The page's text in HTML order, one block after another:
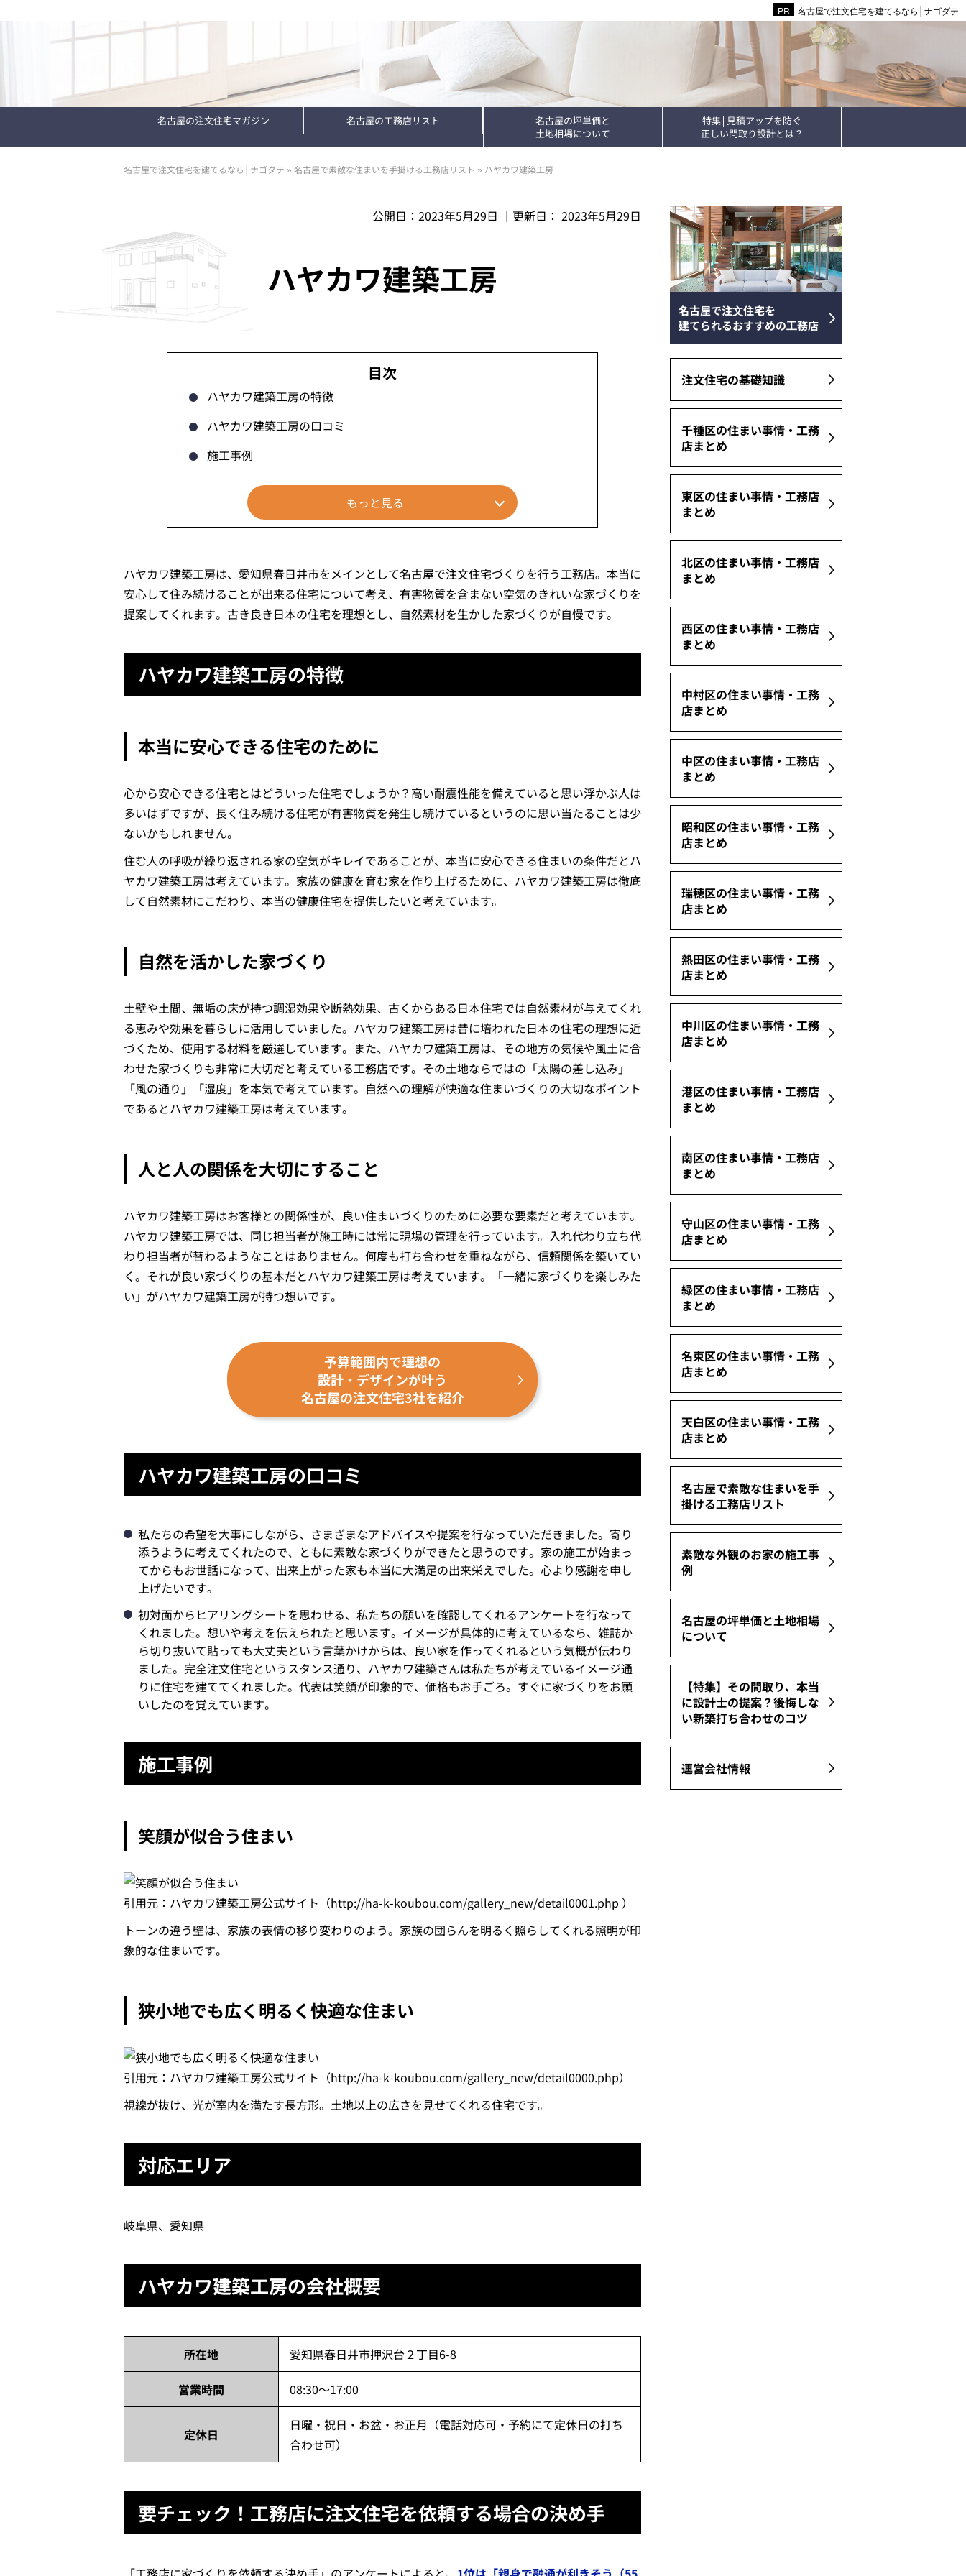
名古屋で注文住宅を建てるなら│ナゴダテ
名古屋の注文住宅マガジン 名古屋の工務店リスト
名古屋の坪単価と
土地相場について
特集│見積アップを防ぐ
正しい間取り設計とは？
名古屋で注文住宅を建てるなら│ナゴダテ » 名古屋で素敵な住まいを手掛ける工務店リスト » ハヤカワ建築工房
公開日： 2023年5月29日 ｜更新日： 2023年5月29日
ハヤカワ建築工房
ハヤカワ建築工房の特徴
ハヤカワ建築工房の口コミ
施工事例
もっと見る
ハヤカワ建築工房は、愛知県春日井市をメインとして名古屋で注文住宅づくりを行う工務店。本当に
安心して住み続けることが出来る住宅について考え、有害物質を含まない空気のきれいな家づくりを
提案してくれます。古き良き日本の住宅を理想とし、自然素材を生かした家づくりが自慢です。
ハヤカワ建築工房の特徴
本当に安心できる住宅のために
心から安心できる住宅とはどういった住宅でしょうか？高い耐震性能を備えていると思い浮かぶ人は
多いはずですが、長く住み続ける住宅が有害物質を発生し続けているというのに思い当たることは少
ないかもしれません。
住む人の呼吸が繰り返される家の空気がキレイであることが、本当に安心できる住まいの条件だとハ
ヤカワ建築工房は考えています。家族の健康を育む家を作り上げるために、ハヤカワ建築工房は徹底
して自然素材にこだわり、本当の健康住宅を提供したいと考えています。
自然を活かした家づくり
土壁や土間、無垢の床が持つ調湿効果や断熱効果、古くからある日本住宅では自然素材が与えてくれ
る恵みや効果を暮らしに活用していました。ハヤカワ建築工房は昔に培われた日本の住宅の理想に近
づくため、使用する材料を厳選しています。また、ハヤカワ建築工房は、その地方の気候や風土に合
わせた家づくりも非常に大切だと考えている工務店です。その土地ならではの「太陽の差し込み」
「風の通り」「湿度」を本気で考えています。自然への理解が快適な住まいづくりの大切なポイント
であるとハヤカワ建築工房は考えています。
人と人の関係を大切にすること
ハヤカワ建築工房はお客様との関係性が、良い住まいづくりのために必要な要素だと考えています。
ハヤカワ建築工房では、同じ担当者が施工時には常に現場の管理を行っています。入れ代わり立ち代
わり担当者が替わるようなことはありません。何度も打ち合わせを重ねながら、信頼関係を築いてい
く。それが良い家づくりの基本だとハヤカワ建築工房は考えています。「一緒に家づくりを楽しみた
い」がハヤカワ建築工房が持つ想いです。
予算範囲内で理想の
設計・デザインが叶う
名古屋の注文住宅3社を紹介
ハヤカワ建築工房の口コミ
私たちの希望を大事にしながら、さまざまなアドバイスや提案を行なっていただきました。寄り
添うように考えてくれたので、ともに素敵な家づくりができたと思うのです。家の施工が始まっ
てからもお世話になって、出来上がった家も本当に大満足の出来栄えでした。心より感謝を申し
上げたいです。
初対面からヒアリングシートを思わせる、私たちの願いを確認してくれるアンケートを行なって
くれました。想いや考えを伝えられたと思います。イメージが具体的に考えているなら、雑誌か
ら切り抜いて貼っても大丈夫という言葉かけからは、良い家を作ってくれるという気概が伝わり
ました。完全注文住宅というスタンス通り、ハヤカワ建築さんは私たちが考えているイメージ通
りに住宅を建ててくれました。代表は笑顔が印象的で、価格もお手ごろ。すぐに家づくりをお願
いしたのを覚えています。
施工事例
笑顔が似合う住まい
引用元：ハヤカワ建築工房公式サイト（http://ha-k-koubou.com/gallery_new/detail0001.php ）
トーンの違う壁は、家族の表情の移り変わりのよう。家族の団らんを明るく照らしてくれる照明が印
象的な住まいです。
狭小地でも広く明るく快適な住まい
引用元：ハヤカワ建築工房公式サイト（http://ha-k-koubou.com/gallery_new/detail0000.php）
視線が抜け、光が室内を満たす長方形。土地以上の広さを見せてくれる住宅です。
対応エリア
岐阜県、愛知県
ハヤカワ建築工房の会社概要
所在地 愛知県春日井市押沢台２丁目6-8
営業時間 08:30～17:00
定休日
日曜・祝日・お盆・お正月（電話対応可・予約にて定休日の打ち
合わせ可）
要チェック！工務店に注文住宅を依頼する場合の決め手
名古屋で注⽂住宅を
建てられるおすすめの⼯務店
注文住宅の基礎知識
千種区の住まい事情・工務
店まとめ
東区の住まい事情・工務店
まとめ
北区の住まい事情・工務店
まとめ
西区の住まい事情・工務店
まとめ
中村区の住まい事情・工務
店まとめ
中区の住まい事情・工務店
まとめ
昭和区の住まい事情・工務
店まとめ
瑞穂区の住まい事情・工務
店まとめ
熱田区の住まい事情・工務
店まとめ
中川区の住まい事情・工務
店まとめ
港区の住まい事情・工務店
まとめ
南区の住まい事情・工務店
まとめ
守山区の住まい事情・工務
店まとめ
緑区の住まい事情・工務店
まとめ
名東区の住まい事情・工務
店まとめ
天白区の住まい事情・工務
店まとめ
名古屋で素敵な住まいを手
掛ける工務店リスト
素敵な外観のお家の施工事
例
名古屋の坪単価と土地相場
について
【特集】その間取り、本当
に設計士の提案？後悔しな
い新築打ち合わせのコツ
運営会社情報